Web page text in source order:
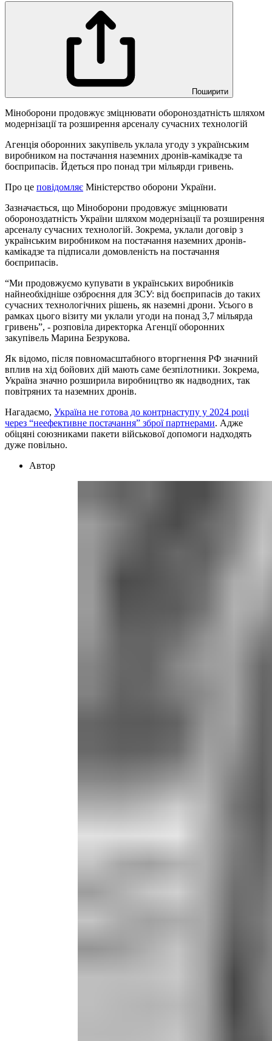
Поширити
Міноборони продовжує зміцнювати обороноздатність шляхом
модернізації та розширення арсеналу сучасних технологій
Агенція оборонних закупівель уклала угоду з українським
виробником на постачання наземних дронів-камікадзе та
боєприпасів. Йдеться про понад три мільярди гривень.
Про це повідомляє Міністерство оборони України.
Зазначається, що Міноборони продовжує зміцнювати
обороноздатність України шляхом модернізації та розширення
арсеналу сучасних технологій. Зокрема, уклали договір з
українським виробником на постачання наземних дронів-
камікадзе та підписали домовленість на постачання
боєприпасів.
“Ми продовжуємо купувати в українських виробників
найнеобхідніше озброєння для ЗСУ: від боєприпасів до таких
сучасних технологічних рішень, як наземні дрони. Усього в
рамках цього візиту ми уклали угоди на понад 3,7 мільярда
гривень”, - розповіла директорка Агенції оборонних
закупівель Марина Безрукова.
Як відомо, після повномасштабного вторгнення РФ значний
вплив на хід бойових дій мають саме безпілотники. Зокрема,
Україна значно розширила виробництво як надводних, так
повітряних та наземних дронів.
Нагадаємо, Україна не готова до контрнаступу у 2024 році
через “неефективне постачання” зброї партнерами. Адже
обіцяні союзниками пакети військової допомоги надходять
дуже повільно.
Автор